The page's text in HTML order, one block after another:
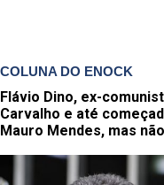
COLUNA DO ENOCK
Flávio Dino, ex-
Carvalho e até
Mauro Mendes, mas